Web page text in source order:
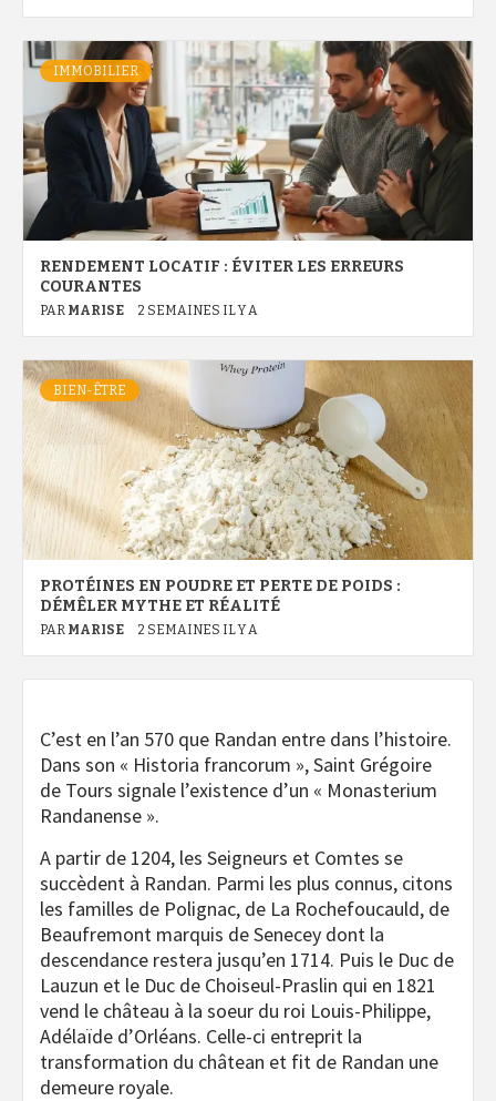
IMMOBILIER
RENDEMENT LOCATIF : ÉVITER LES ERREURS
COURANTES
PAR MARISE 2 SEMAINES IL Y A
BIEN-ÊTRE
PROTÉINES EN POUDRE ET PERTE DE POIDS :
DÉMÊLER MYTHE ET RÉALITÉ
PAR MARISE 2 SEMAINES IL Y A
C’est en l’an 570 que Randan entre dans l’histoire.
Dans son « Historia francorum », Saint Grégoire
de Tours signale l’existence d’un « Monasterium
Randanense ».
A partir de 1204, les Seigneurs et Comtes se
succèdent à Randan. Parmi les plus connus, citons
les familles de Polignac, de La Rochefoucauld, de
Beaufremont marquis de Senecey dont la
descendance restera jusqu’en 1714. Puis le Duc de
Lauzun et le Duc de Choiseul-Praslin qui en 1821
vend le château à la soeur du roi Louis-Philippe,
Adélaïde d’Orléans. Celle-ci entreprit la
transformation du châtean et fit de Randan une
demeure royale.